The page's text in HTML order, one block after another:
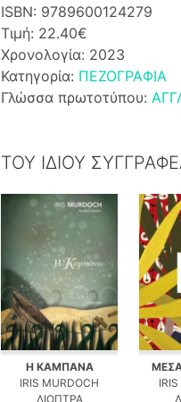
ISBN: 9789600124279
Τιμή: 22.40€
Χρονολογία: 2023
Κατηγορία: ΠΕΖΟΓΡΑΦΙΑ
Γλώσσα πρωτοτύπου:
ΤΟΥ ΙΔΙΟΥ
Η ΚΑΜΠΑΝΑ
IRIS MURDOCH
ΔΙΟΠΤΡΑ